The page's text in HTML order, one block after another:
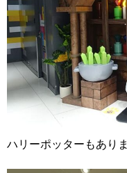
ハリーポッターもありま